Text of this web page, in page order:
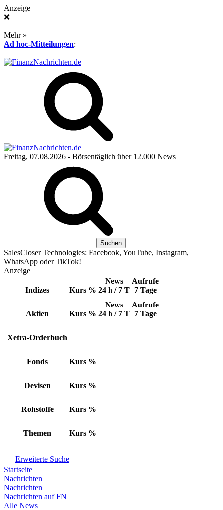
Anzeige
❌
Mehr »
Ad hoc-Mitteilungen:
Freitag, 07.08.2026 - Börsentäglich über 12.000 News
SalesCloser Technologies: Facebook, YouTube, Instagram,
WhatsApp oder TikTok!
Anzeige
Indizes Kurs %
News
24 h / 7 T
Aufrufe
7 Tage
Aktien Kurs %
News
24 h / 7 T
Aufrufe
7 Tage
Xetra-Orderbuch
Fonds Kurs %
Devisen Kurs %
Rohstoffe Kurs %
Themen Kurs %
Erweiterte Suche
Startseite
Nachrichten
Nachrichten
Nachrichten auf FN
Alle News